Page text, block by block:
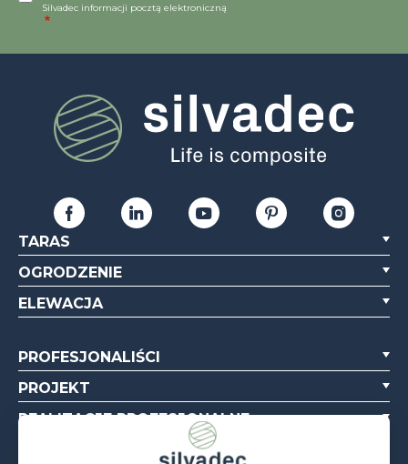
Silvadec informacji pocztą elektroniczną
TARAS
OGRODZENIE
ELEWACJA
PROFESJONALIŚCI
PROJEKT
REALIZACJE PROFESJONALNE